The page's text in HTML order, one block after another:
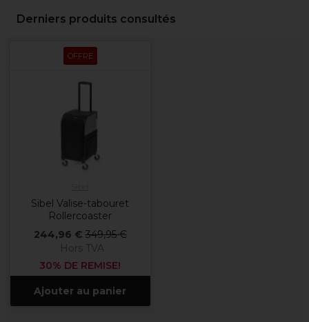
Derniers produits consultés
OFFRE
Sibel Valise-tabouret
Rollercoaster
244,96 € 349,95 €
Hors TVA
30% DE REMISE!
Ajouter au panier